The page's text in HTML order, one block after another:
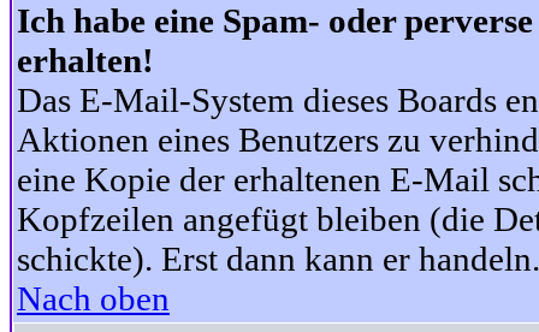
Ich habe eine Spam- oder
erhalten!
Das E-Mail-System dieses Boards
Aktionen eines Benutzers zu
eine Kopie der erhaltenen E-Mail
Kopfzeilen angefügt bleiben (die
schickte). Erst dann kann er handeln.
Nach oben